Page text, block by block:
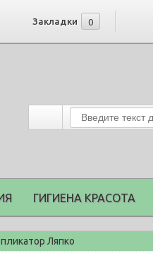
Закладки 0
ГИГИЕНА КРАСОТА
Ляпко